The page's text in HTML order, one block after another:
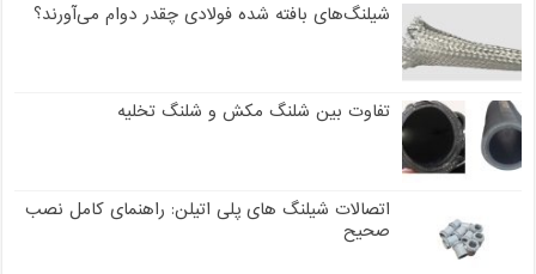
شیلنگ‌های بافته شده فولادی چقدر دوام می‌آورند؟
تفاوت بین شلنگ مکش و شلنگ تخلیه
اتصالات شیلنگ های پلی اتیلن: راهنمای کامل نصب
صحیح